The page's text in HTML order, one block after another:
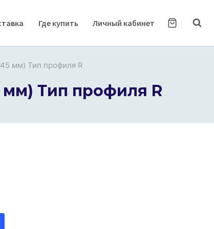
Где купить Личный кабинет
мм) Тип профиля R
мм) Тип профиля R